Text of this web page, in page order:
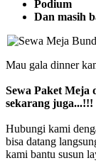
Podium
Dan masih
Mau gala dinner
Sewa Paket
sekarang juga...!!!
Hubungi kami
bisa datang
kami bantu susun